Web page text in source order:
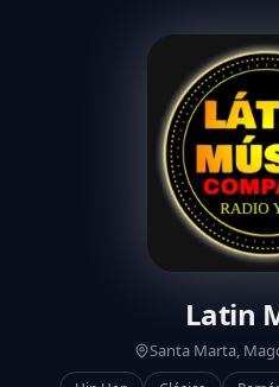
Latin
Santa Marta,